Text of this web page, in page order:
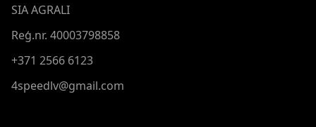
SIA AGRALI
Reģ.nr. 40003798858
+371 2566 6123
4speedlv@gmail.com